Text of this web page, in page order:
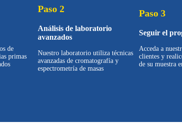
de
primas
Paso 2
Análisis de laboratorio
avanzados
Nuestro laboratorio utiliza técnicas
avanzadas de cromatografía y
espectrometría de masas
Paso 3
Seguir el
Acceda a
clientes y
de su muestra